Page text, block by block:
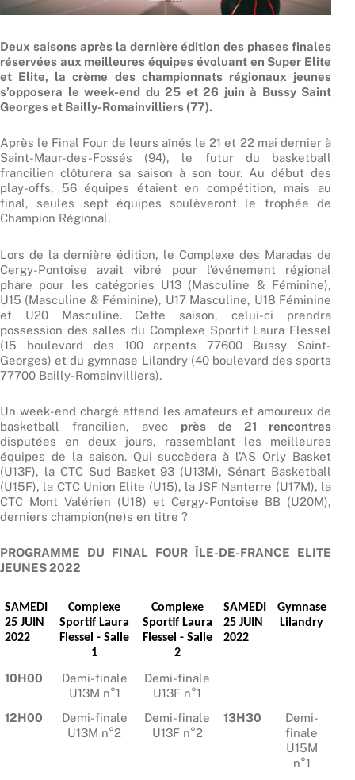
Deux saisons après la dernière édition des phases finales
réservées aux meilleures équipes évoluant en Super Elite
et Elite, la crème des championnats régionaux jeunes
s’opposera le week-end du 25 et 26 juin à Bussy Saint
Georges et Bailly-Romainvilliers (77).
Après le Final Four de leurs aînés le 21 et 22 mai dernier à
Saint-Maur-des-Fossés (94), le futur du basketball
francilien clôturera sa saison à son tour. Au début des
play-offs, 56 équipes étaient en compétition, mais au
final, seules sept équipes soulèveront le trophée de
Champion Régional.
Lors de la dernière édition, le Complexe des Maradas de
Cergy-Pontoise avait vibré pour l’événement régional
phare pour les catégories U13 (Masculine & Féminine),
U15 (Masculine & Féminine), U17 Masculine, U18 Féminine
et U20 Masculine. Cette saison, celui-ci prendra
possession des salles du Complexe Sportif Laura Flessel
(15 boulevard des 100 arpents 77600 Bussy Saint-
Georges) et du gymnase Lilandry (40 boulevard des sports
77700 Bailly-Romainvilliers).
Un week-end chargé attend les amateurs et amoureux de
basketball francilien, avec près de 21 rencontres
disputées en deux jours, rassemblant les meilleures
équipes de la saison. Qui succèdera à l’AS Orly Basket
(U13F), la CTC Sud Basket 93 (U13M), Sénart Basketball
(U15F), la CTC Union Elite (U15), la JSF Nanterre (U17M), la
CTC Mont Valérien (U18) et Cergy-Pontoise BB (U20M),
derniers champion(ne)s en titre ?
PROGRAMME DU FINAL FOUR ÎLE-DE-FRANCE ELITE
JEUNES2022
SAMEDI
25 JUIN
2022
Complexe
Sportif Laura
Flessel - Salle
1
Complexe
Sportif Laura
Flessel - Salle
2
SAMEDI
25 JUIN
2022
Gymnase
Lilandry
10H00
Demi-finale
U13M n°1
Demi-finale
U13F n°1
12H00
Demi-finale
U13M n°2
Demi-finale
U13F n°2
13H30
Demi-
finale
U15M
n°1